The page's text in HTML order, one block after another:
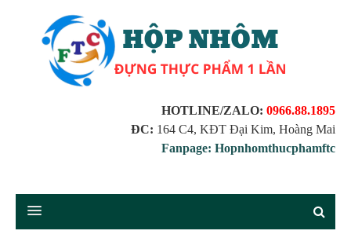
HOTLINE/ZALO: 0966.88.1895
ĐC: 164 C4, KĐT Đại Kim, Hoàng Mai
Fanpage: Hopnhomthucphamftc